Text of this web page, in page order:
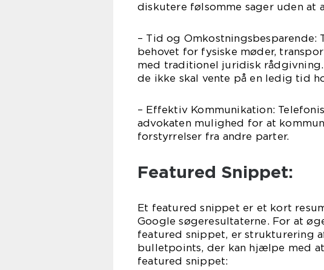
diskutere følsomme sager uden at
– Tid og
behovet for fysiske møder,
med traditionel juridisk
de ikke skal vente på en ledig tid
– Effektiv Kommunikation:
advokaten mulighed for at
forstyrrelser fra andre parter.
Featured Snippet:
Et featured snippet er et kort
Google søgeresultaterne. For at
featured snippet, er strukturering
bulletpoints, der kan hjælpe med
featured snippet: